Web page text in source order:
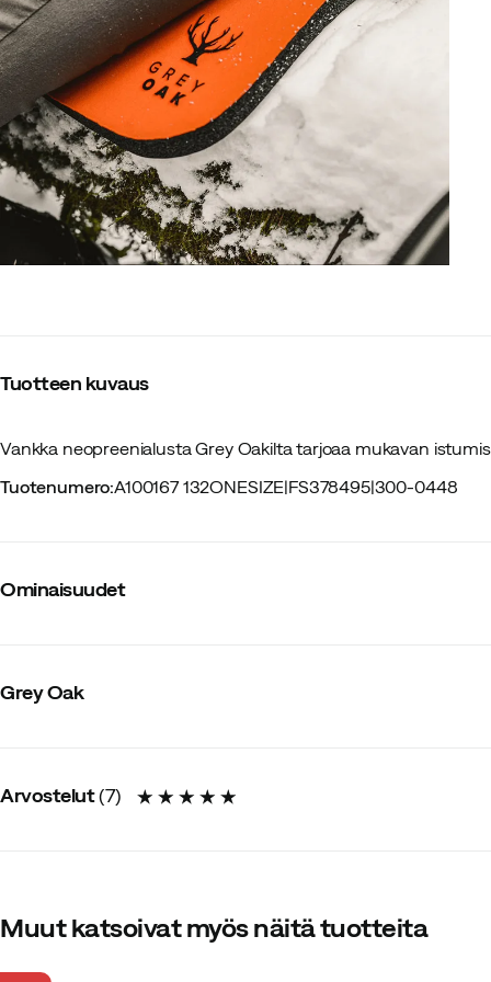
Tuotteen kuvaus
Vankka neopreenialusta Grey Oakilta tarjoaa mukavan
Tuotenumero:A100167 132ONESIZE|FS378495|300-0448
Ominaisuudet
Ulkomitat (P x L x K)
Grey Oak
Arvostelut(7)
5.0
Muut katsoivat myös näitä tuotteita